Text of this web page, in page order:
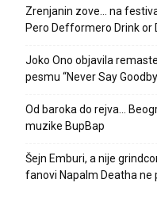
Zrenjanin zove… na
Pero Defformero Drink or
Joko Ono objavila
pesmu “Never Say
Od baroka do rejva…
muzike BupBap
Šejn Emburi, a nije
fanovi Napalm Deatha ne